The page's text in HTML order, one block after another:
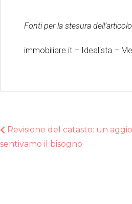
Fonti per la stesura
immobiliare.it – Idealista –
Revisione del catasto: un
sentivamo il bisogno